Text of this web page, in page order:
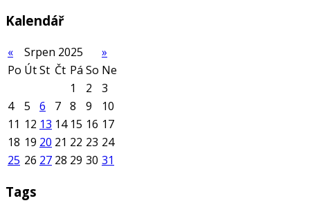
Kalendář
« Srpen 2025
»
Po ÚtSt Čt Pá So Ne
1
2
3
4
5 6 7 8 9
10
11 12 13 14 15 16 17
18 19 20 21 22 23 24
25 26 27 28 29 30 31
Tags